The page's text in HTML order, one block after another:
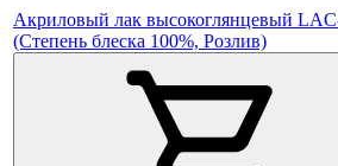
Акриловый лак высокоглянцевый
(Степень блеска 100%, Розлив)